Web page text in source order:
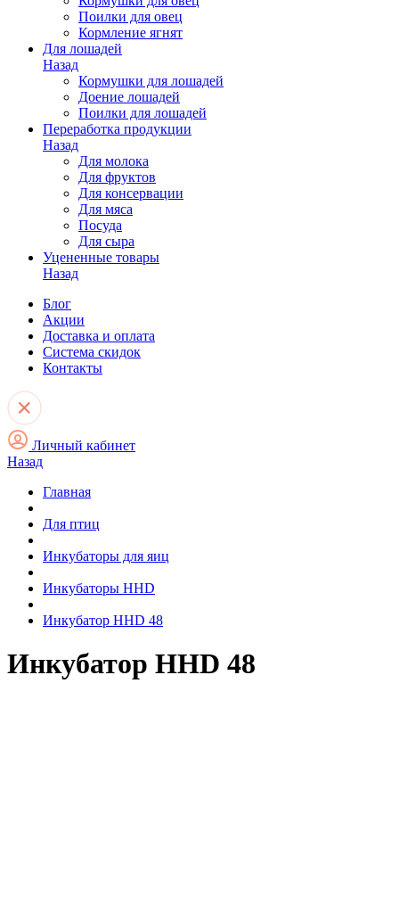
Поилки для овец
Кормление ягнят
Для лошадей
Назад
Кормушки для лошадей
Доение лошадей
Поилки для лошадей
Переработка продукции
Назад
Для молока
Для фруктов
Для консервации
Для мяса
Посуда
Для сыра
Уцененные товары
Назад
Блог
Акции
Доставка и оплата
Система скидок
Контакты
Личный кабинет
Назад
Главная
Для птиц
Инкубаторы для яиц
Инкубаторы HHD
Инкубатор HHD 48
Инкубатор HHD 48